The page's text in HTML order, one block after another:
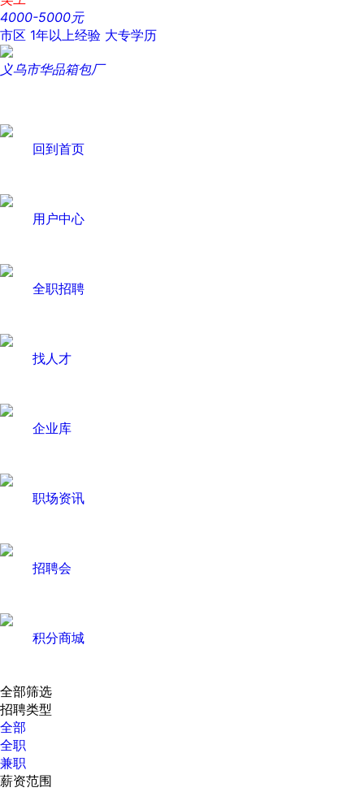
4000-5000元
市区 1年以上经验 大专学历
义乌市华品箱包厂
回到首页
用户中心
全职招聘
找人才
企业库
职场资讯
招聘会
积分商城
全部筛选
招聘类型
全部
全职
兼职
薪资范围